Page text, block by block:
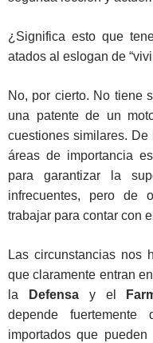
¿Significa esto que
atados al eslogan de
No, por cierto. No tiene
una patente de un
cuestiones similares.
áreas de importancia
para garantizar la
infrecuentes, pero de
trabajar para contar con
Las circunstancias nos
que claramente entran
la Defensa y el
depende
importados que